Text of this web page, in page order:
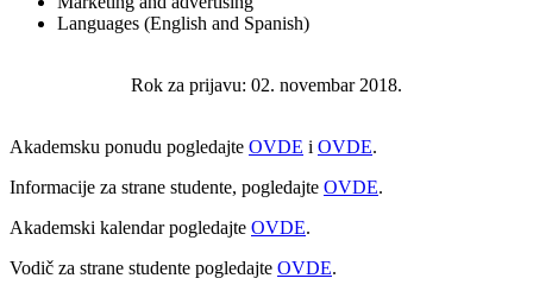
Languages (English and Spanish)
Rok za prijavu: 02. novembar 2018.
Akademsku ponudu pogledajte OVDE i OVDE.
Informacije za strane studente, pogledajte OVDE.
Akademski kalendar pogledajte OVDE.
Vodič za strane studente pogledajte OVDE.